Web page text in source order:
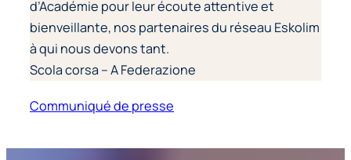
d’Académie pour leur écoute attentive et
bienveillante, nos partenaires du réseau Eskolim
à qui nous devons tant.
Scola corsa – A Federazione
Communiqué de presse